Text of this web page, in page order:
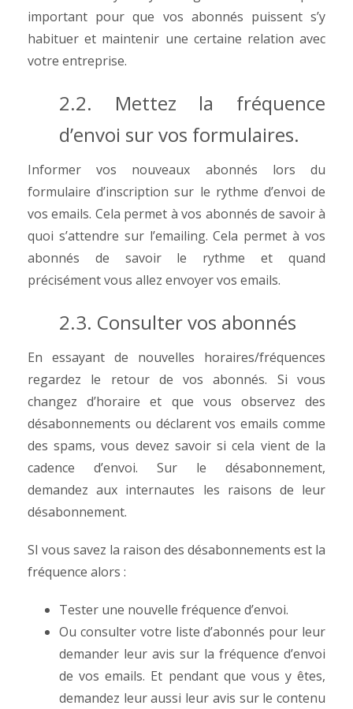
important pour que vos abonnés puissent s’y
habituer et maintenir une certaine relation avec
votre entreprise.
2.2. Mettez la fréquence
d’envoi sur vos formulaires.
Informer vos nouveaux abonnés lors du
formulaire d’inscription sur le rythme d’envoi de
vos emails. Cela permet à vos abonnés de savoir à
quoi s’attendre sur l’emailing. Cela permet à vos
abonnés de savoir le rythme et quand
précisément vous allez envoyer vos emails.
2.3. Consulter vos abonnés
En essayant de nouvelles horaires/fréquences
regardez le retour de vos abonnés. Si vous
changez d’horaire et que vous observez des
désabonnements ou déclarent vos emails comme
des spams, vous devez savoir si cela vient de la
cadence d’envoi. Sur le désabonnement,
demandez aux internautes les raisons de leur
désabonnement.
SI vous savez la raison des désabonnements est la
fréquence alors :
Tester une nouvelle fréquence d’envoi.
Ou consulter votre liste d’abonnés pour leur
demander leur avis sur la fréquence d’envoi
de vos emails. Et pendant que vous y êtes,
demandez leur aussi leur avis sur le contenu